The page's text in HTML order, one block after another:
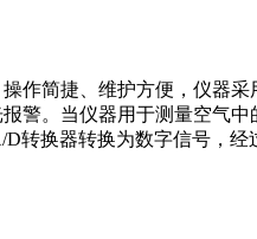
简捷、维护方便，仪器采
警。当仪器用于测量空气
转换器转换为数字信号，